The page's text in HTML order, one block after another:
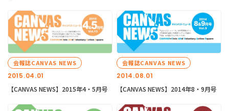
2015.04.01
会報誌CANVAS NEWS
【CANVAS NEWS】2015年4・5月号
2014.08.01
会報誌CANVAS NEWS
【CANVAS NEWS】2014年8・9月号